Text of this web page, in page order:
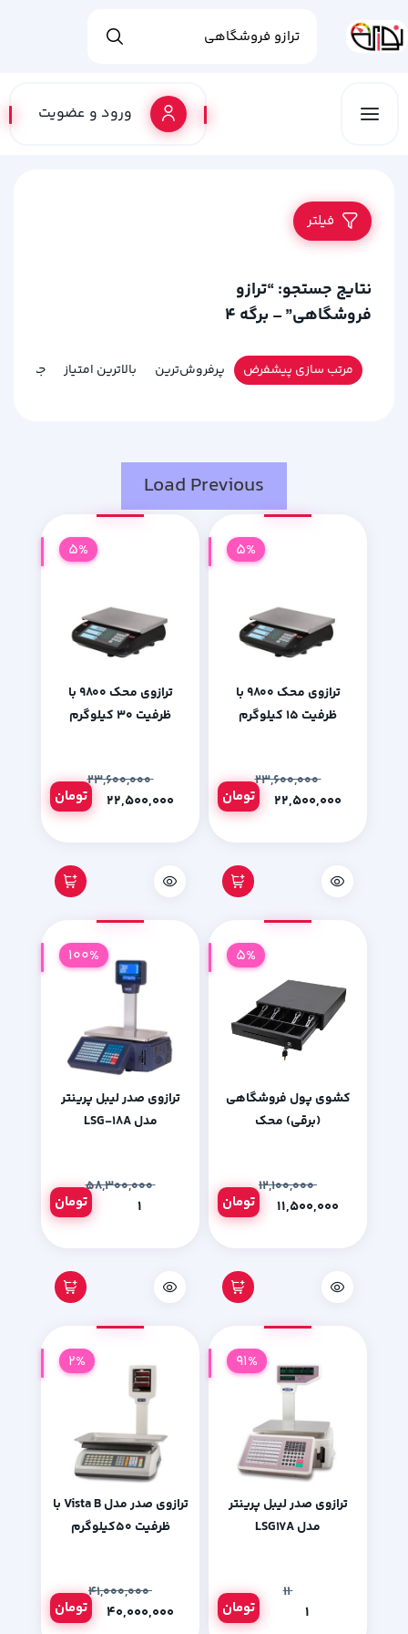
ورود و عضویت
فیلتر
نتایج جستجو: “ترازو
فروشگاهی” – برگه 4
مرتب سازی پیشفرض پرفروش‌ترین بالاترین امتیاز
Load Previous
ترازوی محک 9800 با
ظرفیت 15 کیلوگرم
۲۳,۶۰۰,۰۰۰
تومان
5%
ترازوی محک 9800 با
ظرفیت 30 کیلوگرم
۲۳,۶۰۰,۰۰۰
تومان
5%
کشوی پول فروشگاهی
(برقی) محک
۱۲,۱۰۰,۰۰۰
تومان
5%
ترازوی صدر لیبل پرینتر
مدل LSG-18A
۵۸,۳۰۰,۰۰۰
تومان
100%
ترازوی صدر لیبل پرینتر
مدل LSG17A
۱۱
تومان
91%
ترازوی صدر مدل Vista B با
ظرفیت 50کیلوگرم
۴۱,۰۰۰,۰۰۰
تومان
2%